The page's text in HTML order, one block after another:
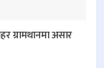
ग्रामथानमा असार